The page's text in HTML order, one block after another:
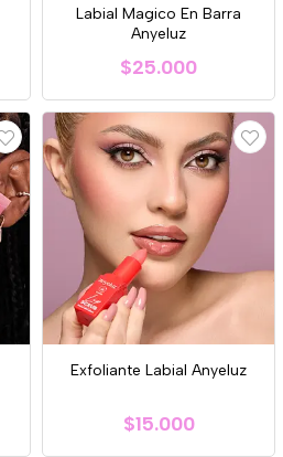
Labial Magico En Barra
Anyeluz
$25.000
Exfoliante Labial Anyeluz
$15.000